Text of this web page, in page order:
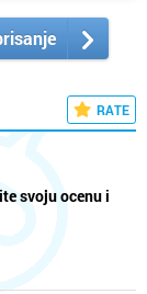
RATE
svoju ocenu i